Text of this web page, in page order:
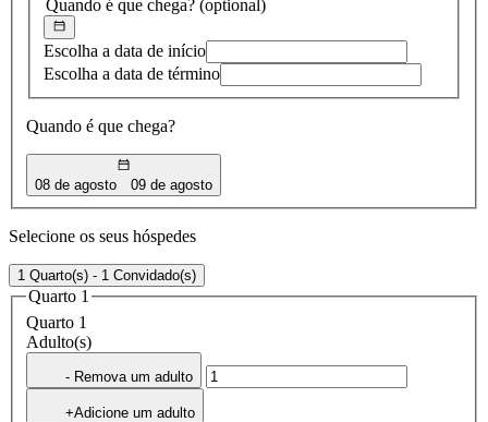
Quando é que chega? (optional)
Escolha a data de início
Escolha a data de término
Quando é que chega?
08 de agosto 09 de agosto
Selecione os seus hóspedes
1 Quarto(s) - 1 Convidado(s)
Quarto 1
Quarto 1
Adulto(s)
- Remova um adulto
+Adicione um adulto